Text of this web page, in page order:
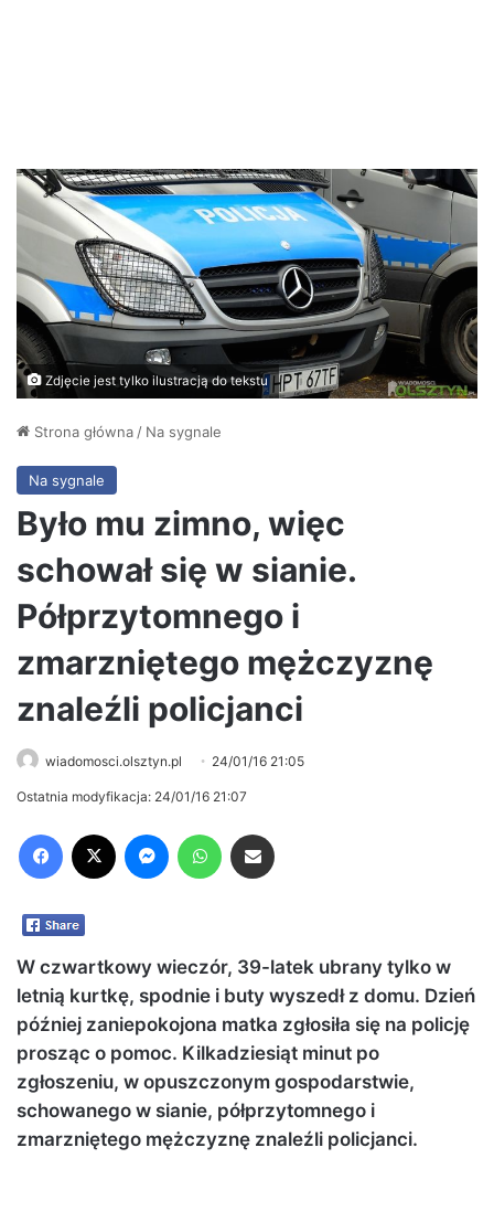
Zdjęcie jest tylko ilustracją do tekstu
Strona główna / Na sygnale
Na sygnale
Było mu zimno, więc
schował się w sianie.
Półprzytomnego i
zmarzniętego mężczyznę
znaleźli policjanci
wiadomosci.olsztyn.pl 24/01/16 21:05
Ostatnia modyfikacja: 24/01/16 21:07
W czwartkowy wieczór, 39-latek ubrany tylko w
letnią kurtkę, spodnie i buty wyszedł z domu. Dzień
później zaniepokojona matka zgłosiła się na policję
prosząc o pomoc. Kilkadziesiąt minut po
zgłoszeniu, w opuszczonym gospodarstwie,
schowanego w sianie, półprzytomnego i
zmarzniętego mężczyznę znaleźli policjanci.